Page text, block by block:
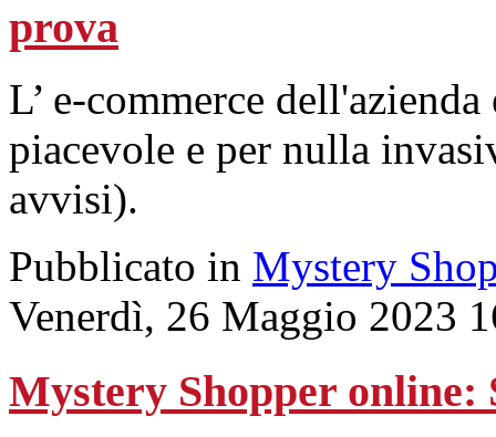
prova
L’ e-commerce
piacevole e per nulla
avvisi).
Pubblicato in Mystery
Venerdì, 26 Maggio 2023
Mystery Shopper